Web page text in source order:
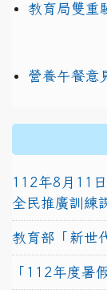
教育局雙重
營養午餐意
112年8月11
全民推廣訓練
教育部「新世
「112年度暑